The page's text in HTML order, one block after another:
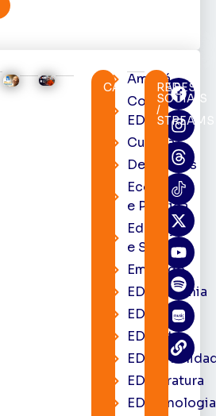
CATEGORIAS
Amapá
Cortes
EDcast
Cultura
Destaques
Economia
e Política
Educação
e Saúde
Emprego
EDacademia
EDbrasília
EDcast
EDliteratura
EDtecnologia
REDES
SOCIAIS
/
STREAMS